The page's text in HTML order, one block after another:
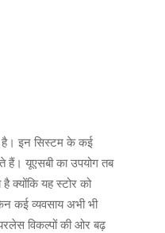
है। इन सिस्टम के कई
यूएसबी का उपयोग तब
क्योंकि यह स्टोर को
कई व्यवसाय अभी भी
विकल्पों की ओर बढ़